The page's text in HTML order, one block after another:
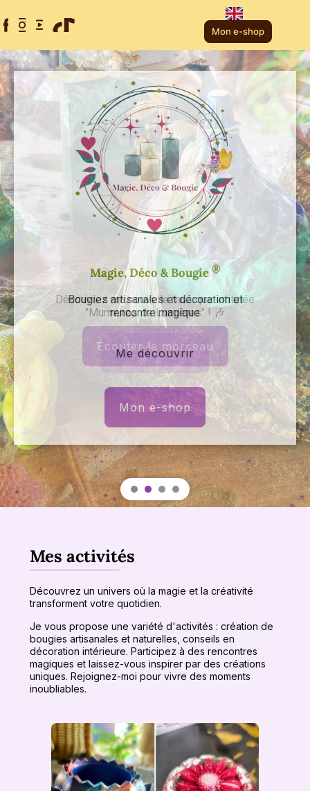
Mon e-shop
Magie, Déco & Bougie®
Découvrez ma nouvelle musique intitulée
"Murmures de Lumières" ! 🎶
Écouter le morceau
Mes activités
Découvrez un univers où la magie et la créativité
transforment votre quotidien.
Je vous propose une variété d'activités : création de
bougies artisanales et naturelles, conseils en
décoration intérieure. Participez à des rencontres
magiques et laissez-vous inspirer par des créations
uniques. Rejoignez-moi pour vivre des moments
inoubliables.